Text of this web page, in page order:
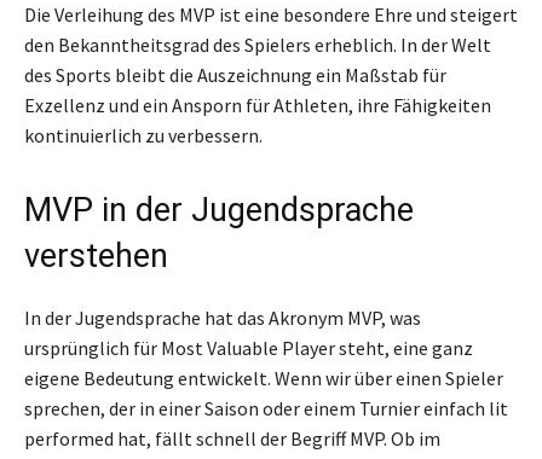
Die Verleihung des MVP ist eine besondere Ehre und steigert
den Bekanntheitsgrad des Spielers erheblich. In der Welt
des Sports bleibt die Auszeichnung ein Maßstab für
Exzellenz und ein Ansporn für Athleten, ihre Fähigkeiten
kontinuierlich zu verbessern.
MVP in der Jugendsprache
verstehen
In der Jugendsprache hat das Akronym MVP, was
ursprünglich für Most Valuable Player steht, eine ganz
eigene Bedeutung entwickelt. Wenn wir über einen Spieler
sprechen, der in einer Saison oder einem Turnier einfach lit
performed hat, fällt schnell der Begriff MVP. Ob im